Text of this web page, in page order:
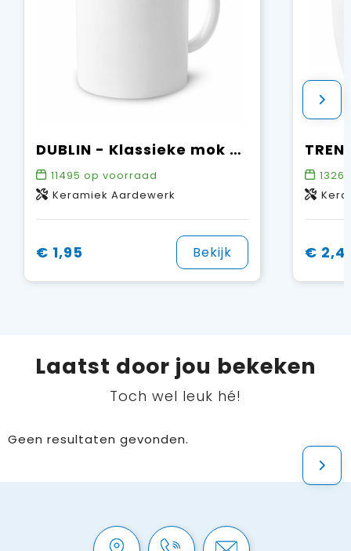
DUBLIN - Klassieke mok 300ml
11495 op voorraad
Keramiek Aardewerk
€ 1,95 Bekijk
13263
€
Laatst door jou bekeken
Toch wel leuk hé!
Geen resultaten gevonden.